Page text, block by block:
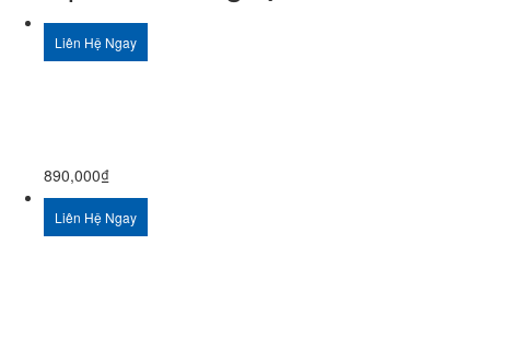
Liên Hệ Ngay
890,000₫
Liên Hệ Ngay